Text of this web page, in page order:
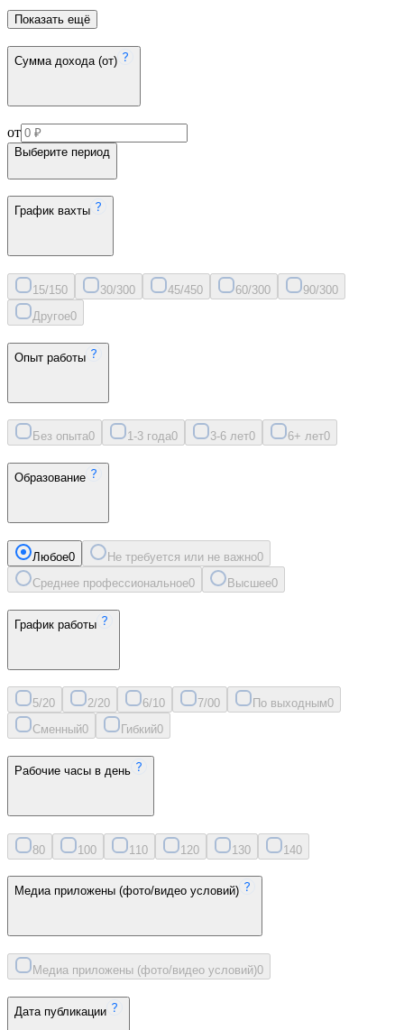
Показать ещё
Сумма дохода (от)
от
Выберите период
График вахты
15/150 30/300 45/450 60/300 90/300
Другое0
Опыт работы
Без опыта0 1-3 года0 3-6 лет0 6+ лет0
Образование
Любое0 Не требуется или не важно0
Среднее профессиональное0 Высшее0
График работы
5/20 2/20 6/10 7/00 По выходным0
Сменный0 Гибкий0
Рабочие часы в день
80 100 11 0 120 130 140
Медиа приложены (фото/видео условий)
Медиа приложены (фото/видео условий)0
Дата публикации